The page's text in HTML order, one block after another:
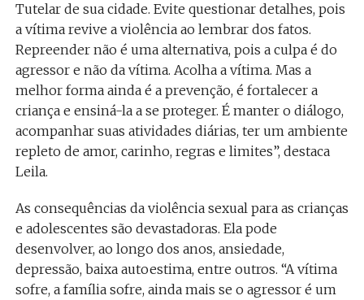
Tutelar de sua cidade. Evite questionar detalhes, pois
a vítima revive a violência ao lembrar dos fatos.
Repreender não é uma alternativa, pois a culpa é do
agressor e não da vítima. Acolha a vítima. Mas a
melhor forma ainda é a prevenção, é fortalecer a
criança e ensiná-la a se proteger. É manter o diálogo,
acompanhar suas atividades diárias, ter um ambiente
repleto de amor, carinho, regras e limites”, destaca
Leila.
As consequências da violência sexual para as crianças
e adolescentes são devastadoras. Ela pode
desenvolver, ao longo dos anos, ansiedade,
depressão, baixa autoestima, entre outros. “A vítima
sofre, a família sofre, ainda mais se o agressor é um